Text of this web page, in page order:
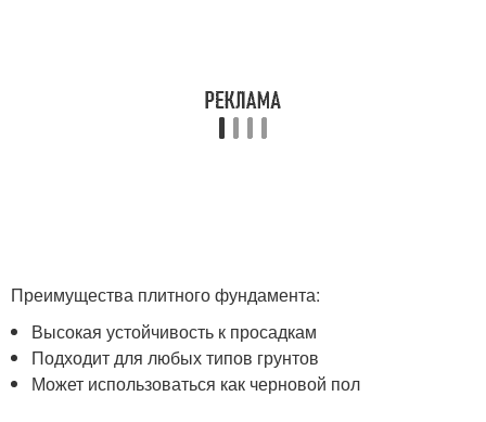
Преимущества плитного фундамента:
Высокая устойчивость к просадкам
Подходит для любых типов грунтов
Может использоваться как черновой пол